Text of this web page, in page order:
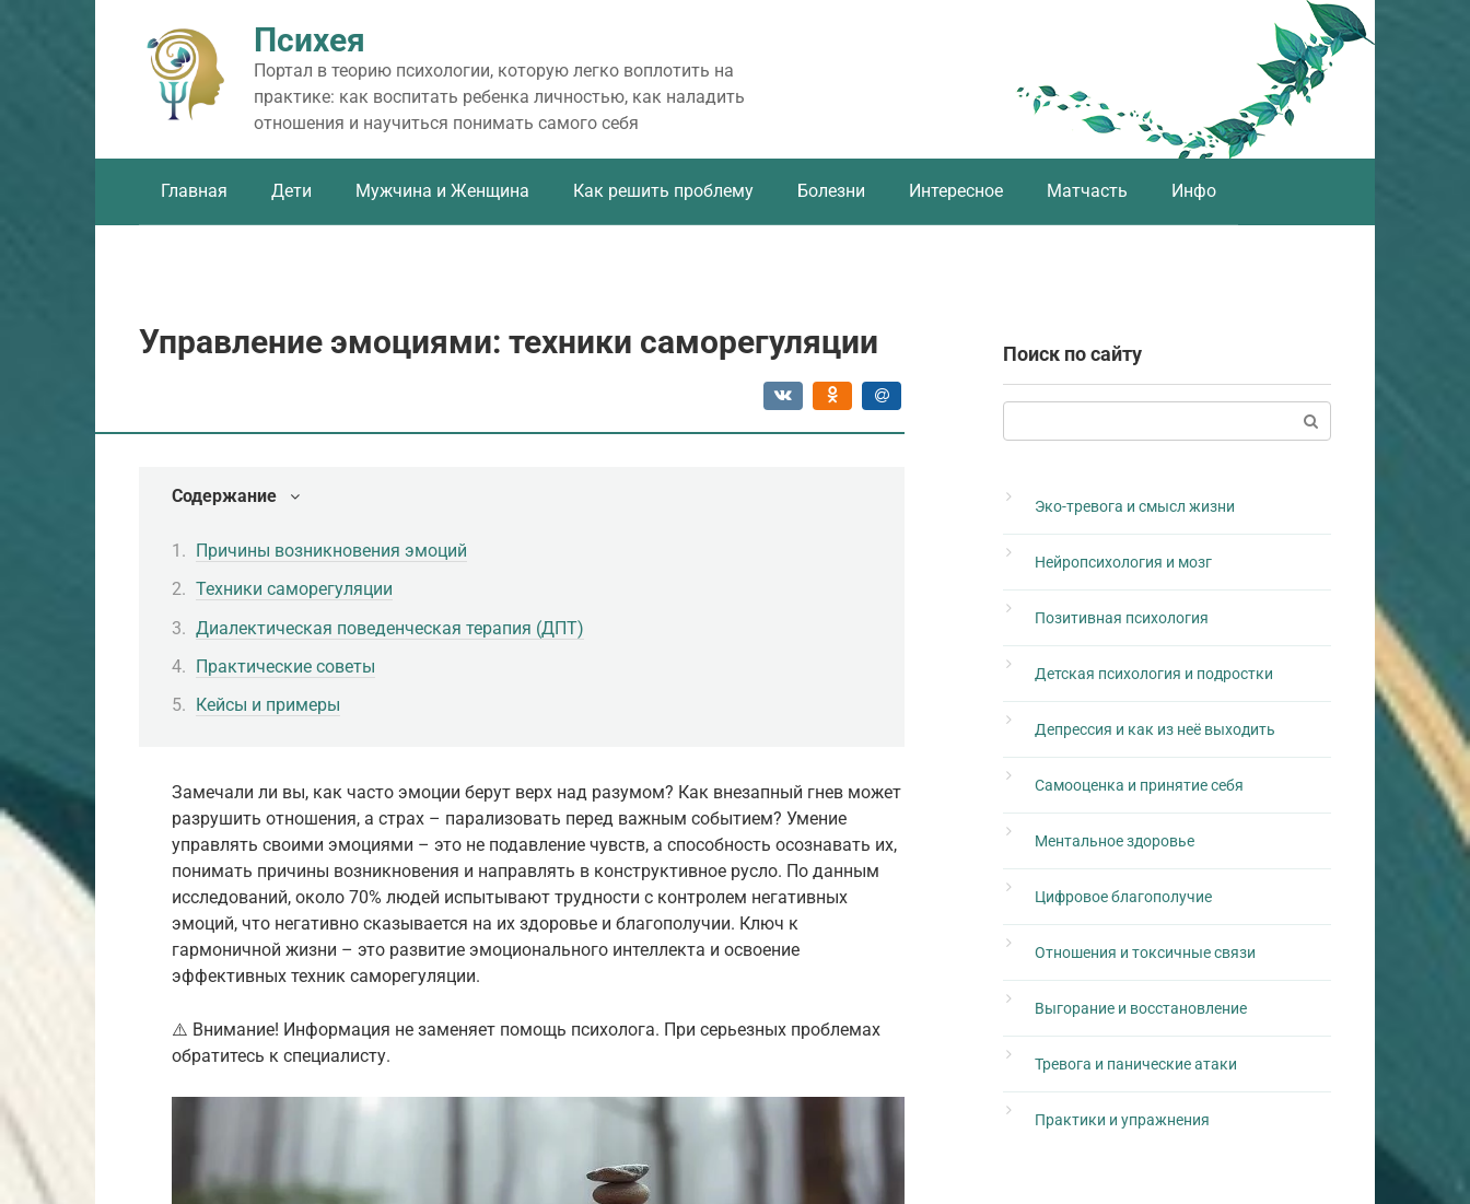
Психея
Портал в теорию психологии, которую легко воплотить на
практике: как воспитать ребенка личностью, как наладить
отношения и научиться понимать самого себя
Главная Дети Мужчина и Женщина Как решить проблему Болезни Интересное Матчасть Инфо
Управление эмоциями: техники саморегуляции
Содержание
Причины возникновения эмоций
Техники саморегуляции
Диалектическая поведенческая терапия (ДПТ)
Практические советы
Кейсы и примеры
Замечали ли вы, как часто эмоции берут верх над разумом? Как внезапный гнев может
разрушить отношения, а страх – парализовать перед важным событием? Умение
управлять своими эмоциями – это не подавление чувств, а способность осознавать их,
понимать причины возникновения и направлять в конструктивное русло. По данным
исследований, около 70% людей испытывают трудности с контролем негативных
эмоций, что негативно сказывается на их здоровье и благополучии. Ключ к
гармоничной жизни – это развитие эмоционального интеллекта и освоение
эффективных техник саморегуляции.
⚠️ Внимание! Информация не заменяет помощь психолога. При серьезных проблемах
обратитесь к специалисту.
Поиск по сайту
Эко-тревога и смысл жизни
Нейропсихология и мозг
Позитивная психология
Детская психология и подростки
Депрессия и как из неё выходить
Самооценка и принятие себя
Ментальное здоровье
Цифровое благополучие
Отношения и токсичные связи
Выгорание и восстановление
Тревога и панические атаки
Практики и упражнения